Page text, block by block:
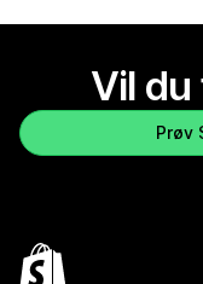
Vil du
Prøv